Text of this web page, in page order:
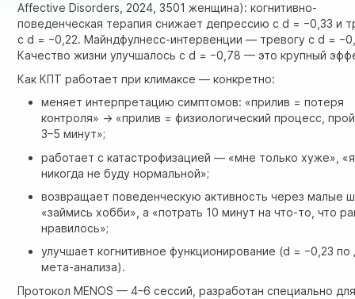
Affective Disorders, 2024, 3501 женщина): когнитивно-
поведенческая терапия снижает депрессию с d = −0,33 и
с d = −0,22. Майндфулнесс-интервенции — тревогу с d =
Качество жизни улучшалось с d = −0,78 — это крупный
КакКПТ работает при климаксе — конкретно:
меняет интерпретацию симптомов: «прилив = потеря
контроля» → «прилив = физиологический процесс,
3–5 минут»;
работает с катастрофизацией — «мне только хуже», «я
никогда не буду нормальной»;
возвращает поведенческую активность через малые
«займись хобби», а «потрать 10 минут на что-то, что
нравилось»;
улучшает когнитивное функционирование (d = −0,23
мета-анализа).
Протокол MENOS — 4–6 сессий, разработан специально